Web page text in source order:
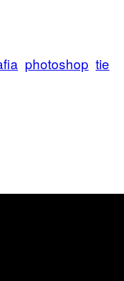
photoshop tie